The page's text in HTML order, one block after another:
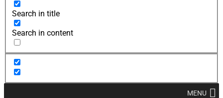
Search in title
Search in content
MENU